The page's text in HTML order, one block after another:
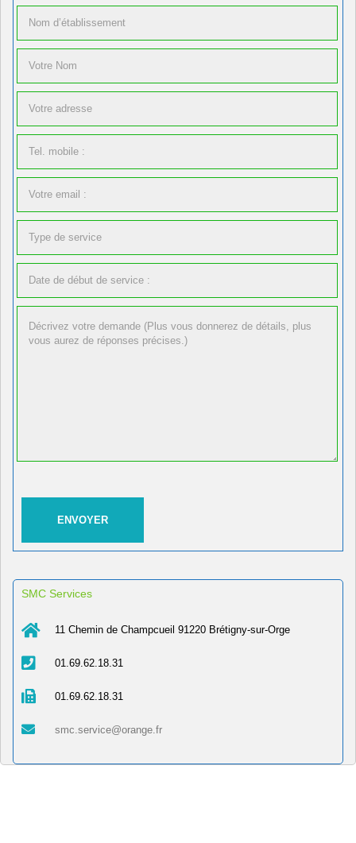
SMC Services
11 Chemin de Champcueil 91220 Brétigny-sur-Orge
01.69.62.18.31
01.69.62.18.31
smc.service@orange.fr